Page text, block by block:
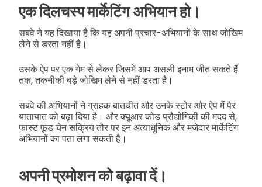
एक दिलचस्प मार्केटिंग अभियान हो।
सबवे ने यह दिखाया है कि यह अपनी प्रचार-अभियानों के साथ जोखिम
लेने से डरता नहीं है।
उसके ऐप पर एक गेम से लेकर जिसमें आप असली इनाम जीत सकते हैं
तक, तकनीकी बड़े जोखिम लेने से नहीं डरता है।
सबवे की अभियानों ने ग्राहक बातचीत और उनके स्टोर और ऐप में पैर
यातायात को बढ़ा दिया है। और क्यूआर कोड प्रौद्योगिकी की मदद से,
फास्ट फूड चेन सक्रिय तौर पर इन अत्याधुनिक और मजेदार मार्केटिंग
अभियानों का पता लगा सकती है।
अपनी प्रमोशन को बढ़ावा दें।